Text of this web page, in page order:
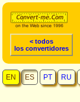
< todos
los convertidores
EN ES PT RU